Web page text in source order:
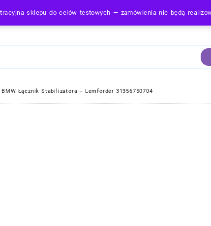
sklepu do celów testowych — zamówienia nie będą
BMW Łącznik Stabilizatora – Lemforder 31356750704